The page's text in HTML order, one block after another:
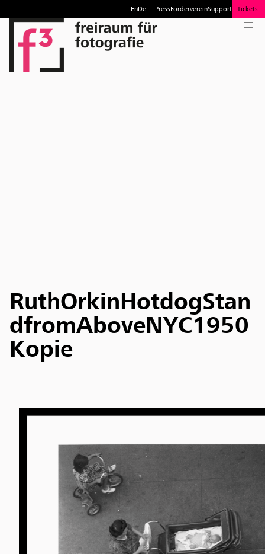
EnDe PressFördervereinSupport Tickets
RuthOrkinHotdogStan
dfromAboveNYC1950
Kopie